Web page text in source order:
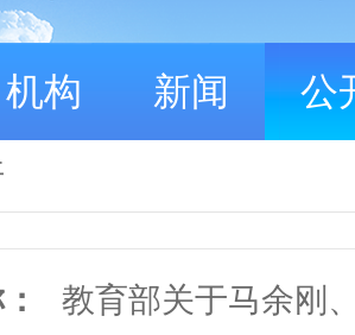
机构 新闻 公
教育部关于马余刚